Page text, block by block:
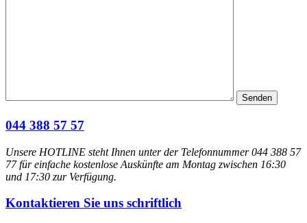
044 388 57 57
Unsere HOTLINE steht Ihnen unter der Telefonnummer 044 388 57
77 für einfache kostenlose Auskünfte am Montag zwischen 16:30
und 17:30 zur Verfügung.
Kontaktieren Sie uns schriftlich